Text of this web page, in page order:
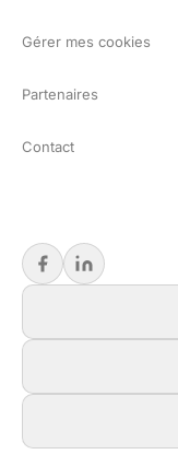
Gérer mes cookies
Partenaires
Contact